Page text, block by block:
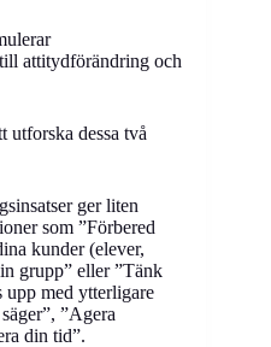
attitydförändring och
utforska dessa två
ger liten
som ”Förbered
kunder (elever,
grupp” eller ”Tänk
upp med ytterligare
”Agera
din tid”.